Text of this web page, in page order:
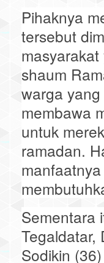
Pihaknya
tersebut
shaum
warga
membawa
untuk
ramadan.
Sementara
Tegaldatar,
Sodikin